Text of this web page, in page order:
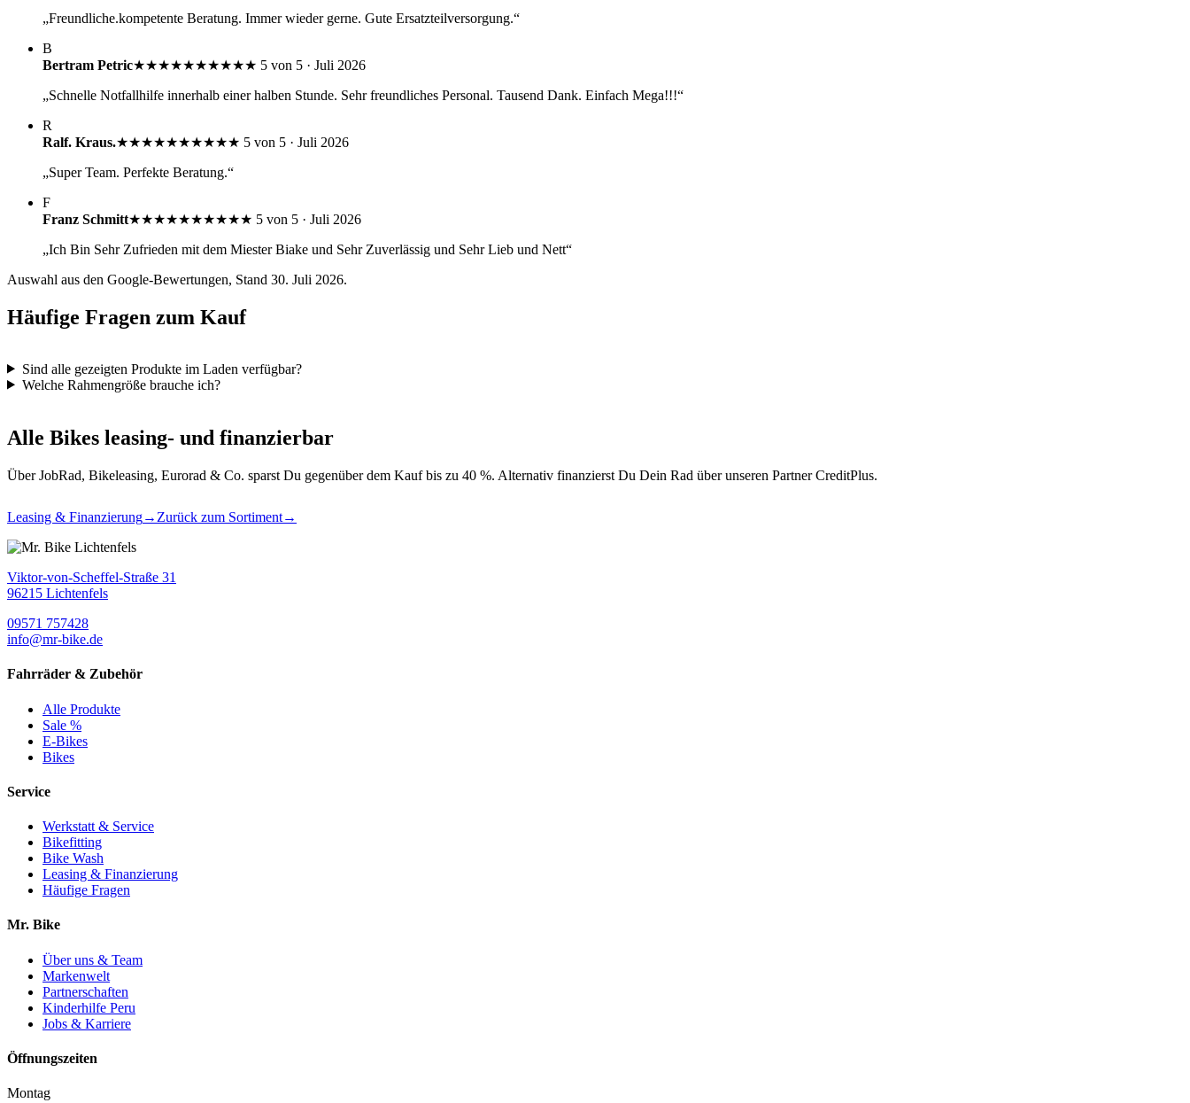
„Freundliche.kompetente Beratung. Immer wieder gerne. Gute Ersatzteilversorgung.“
B
Bertram Petric★★★★★★★★★★ 5 von 5 · Juli 2026
„Schnelle Notfallhilfe innerhalb einer halben Stunde. Sehr freundliches Personal. Tausend Dank. Einfach Mega!!!“
R
Ralf. Kraus.★★★★★★★★★★ 5 von 5 · Juli 2026
„Super Team. Perfekte Beratung.“
F
Franz Schmitt★★★★★★★★★★ 5 von 5 · Juli 2026
„Ich Bin Sehr Zufrieden mit dem Miester Biake und Sehr Zuverlässig und Sehr Lieb und Nett“
Auswahl aus den Google-Bewertungen, Stand 30. Juli 2026.
Häufige Fragen zum Kauf
Sind alle gezeigten Produkte im Laden verfügbar?
Welche Rahmengröße brauche ich?
Alle Bikes leasing- und finanzierbar
Über JobRad, Bikeleasing, Eurorad & Co. sparst Du gegenüber dem Kauf bis zu 40 %. Alternativ finanzierst Du Dein Rad über unseren Partner CreditPlus.
Leasing & Finanzierung→ Zurück zum Sortiment→
Viktor-von-Scheffel-Straße 31
96215 Lichtenfels
09571 757428
info@mr-bike.de
Fahrräder & Zubehör
Alle Produkte
Sale %
E-Bikes
Bikes
Service
Werkstatt & Service
Bikefitting
Bike Wash
Leasing & Finanzierung
Häufige Fragen
Mr. Bike
Über uns & Team
Markenwelt
Partnerschaften
Kinderhilfe Peru
Jobs & Karriere
Öffnungszeiten
Montag